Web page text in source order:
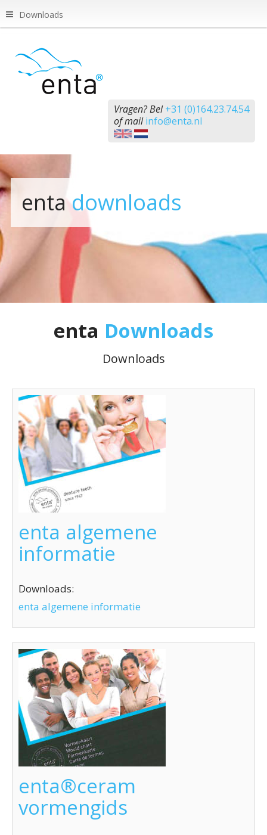
Downloads
Vragen? Bel +31 (0)164.23.74.54
of mail info@enta.nl
enta downloads
enta Downloads
Downloads
enta algemene
informatie
Downloads:
enta algemene informatie
enta®ceram
vormengids